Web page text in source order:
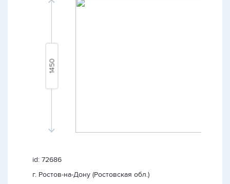
id: 72686
г. Ростов-на-Дону (Ростовская обл.)